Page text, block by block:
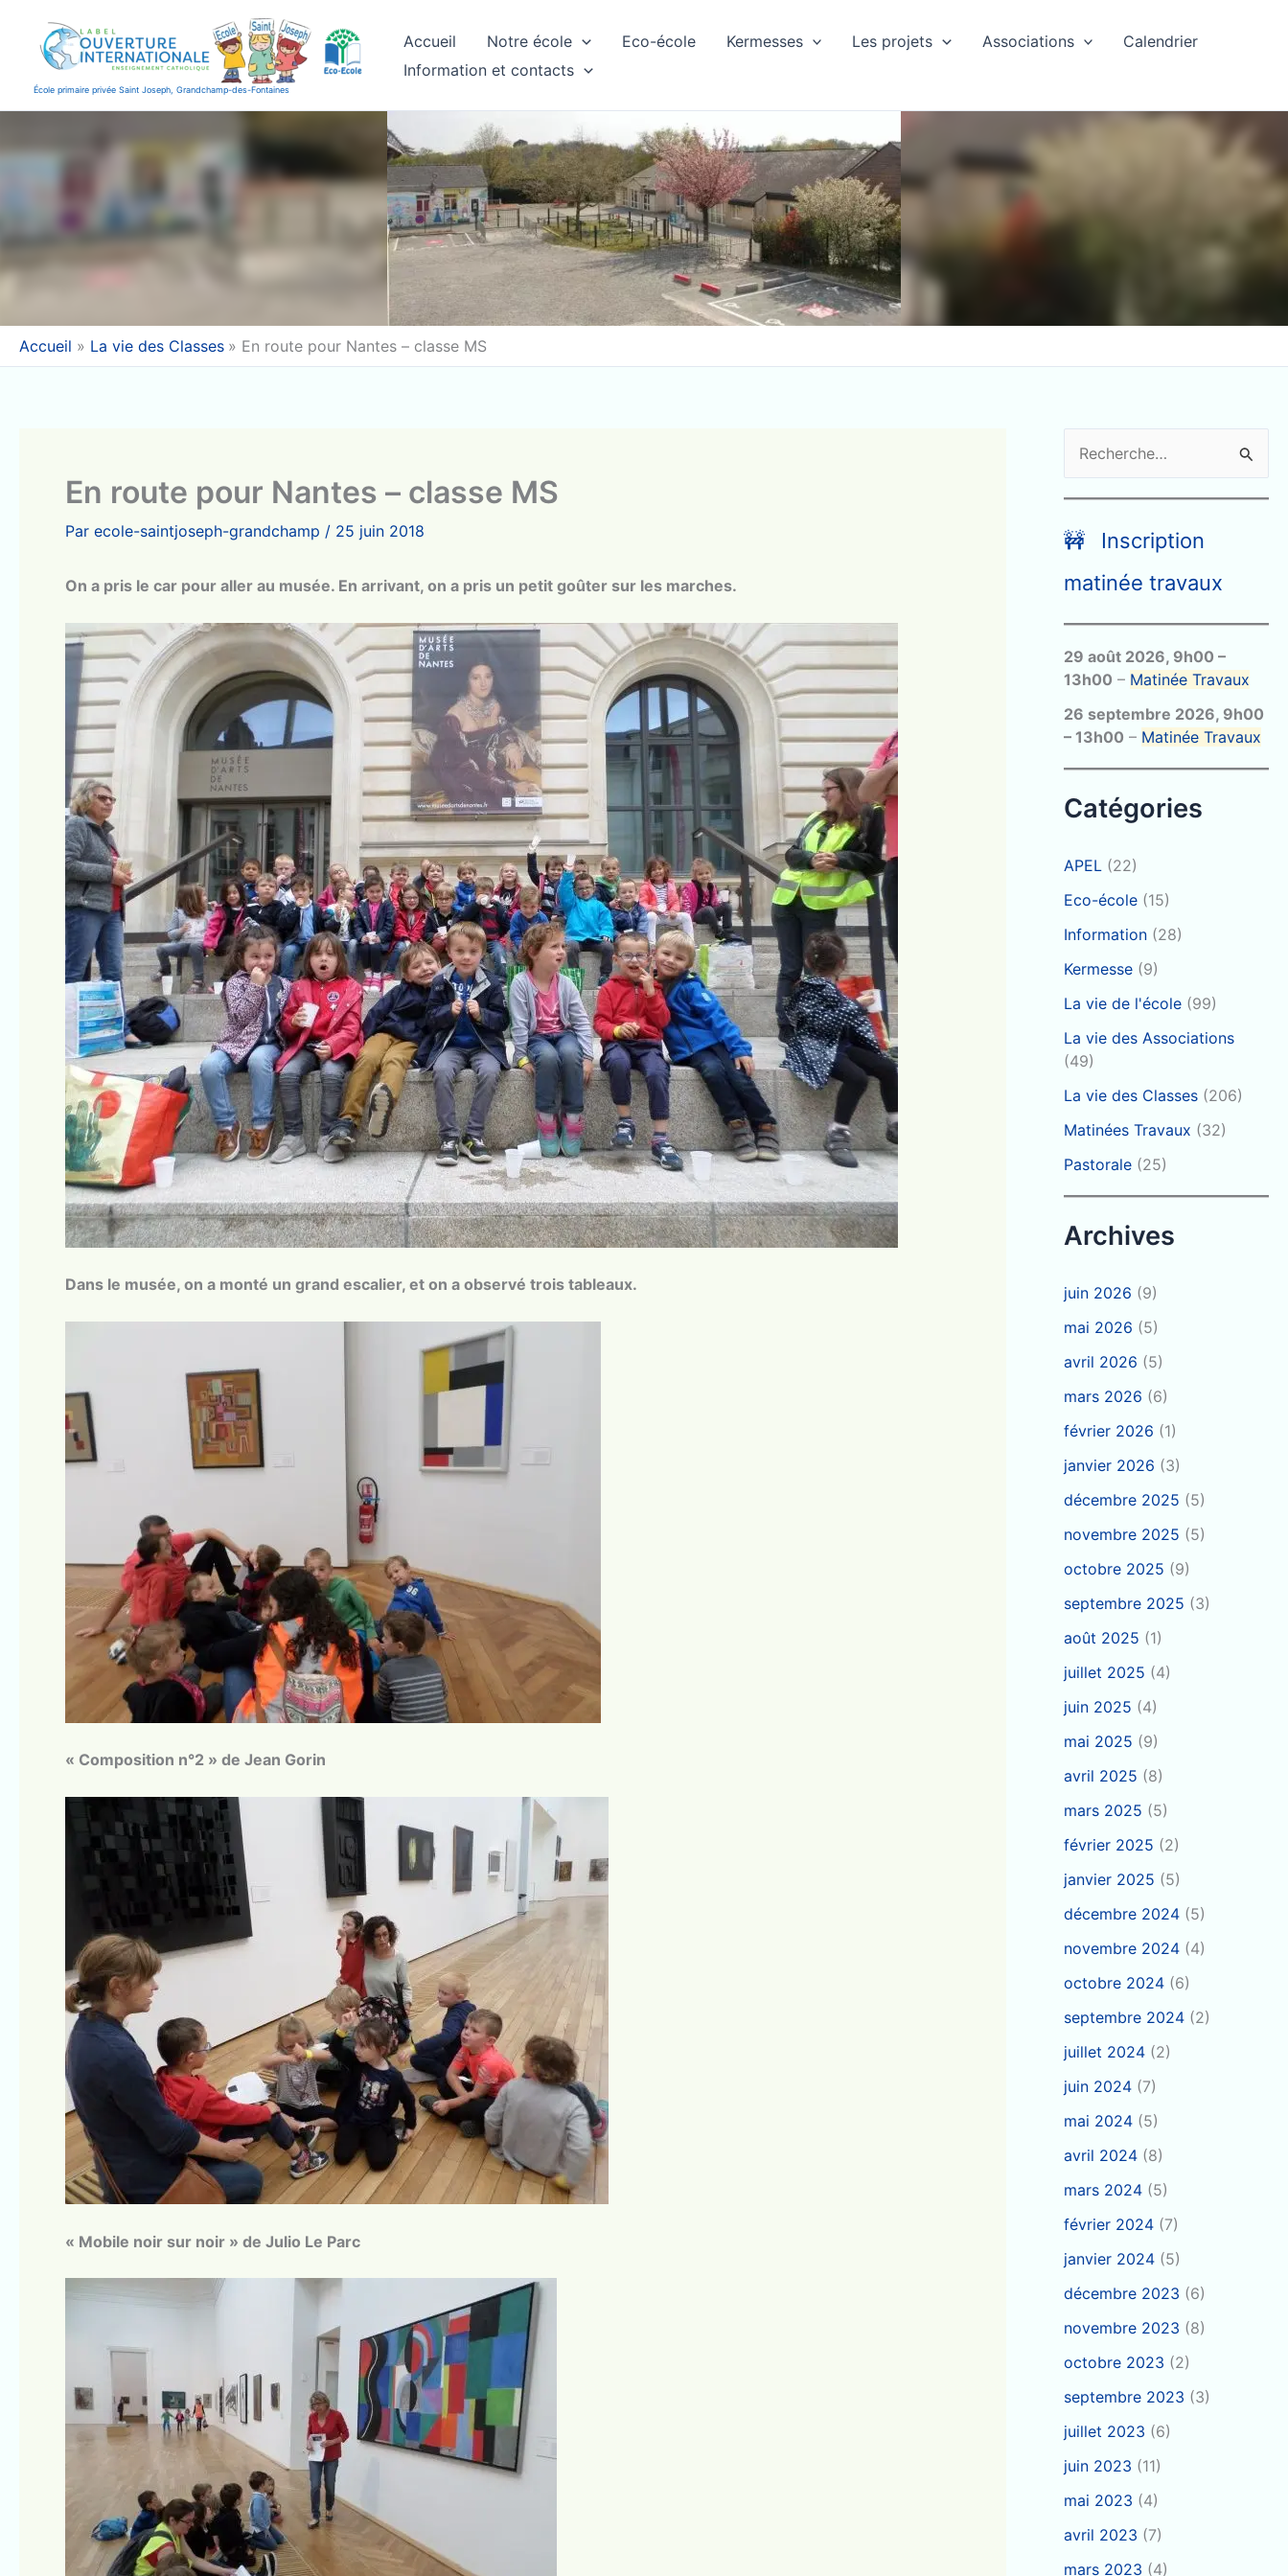
contenu
École primaire privée Saint Joseph, Grandchamp-des-Fontaines
Accueil Notre école Eco-école Kermesses Les projets Associations
Calendrier
Information et contacts
Accueil La vie des Classes En route pour Nantes – classe MS
En route pour Nantes – classe MS
Par ecole-saintjoseph-grandchamp / 25 juin 2018
On a pris le car pour aller au musée. En arrivant, on a pris un petit goûter sur les marches.
Dans le musée, on a monté un grand escalier, et on a observé trois tableaux.
« Composition n°2 » de Jean Gorin
« Mobile noir sur noir » de Julio Le Parc
e
c
h
r
c
h
e
r
🚧 Inscription
matinée travaux
29 août 2026, 9h00 –
13h00 – Matinée Travaux
26 septembre 2026, 9h00
– 13h00 – Matinée Travaux
Catégories
APEL (22)
Eco-école (15)
Information (28)
Kermesse (9)
La vie de l'école (99)
La vie des Associations
(49)
La vie des Classes (206)
Matinées Travaux (32)
Pastorale (25)
Archives
juin 2026 (9)
mai 2026 (5)
avril 2026 (5)
mars 2026 (6)
février 2026 (1)
janvier 2026 (3)
décembre 2025 (5)
novembre 2025 (5)
octobre 2025 (9)
septembre 2025 (3)
août 2025 (1)
juillet 2025 (4)
juin 2025 (4)
mai 2025 (9)
avril 2025 (8)
mars 2025 (5)
février 2025 (2)
janvier 2025 (5)
décembre 2024 (5)
novembre 2024 (4)
octobre 2024 (6)
septembre 2024 (2)
juillet 2024 (2)
juin 2024 (7)
mai 2024 (5)
avril 2024 (8)
mars 2024 (5)
février 2024 (7)
janvier 2024 (5)
décembre 2023 (6)
novembre 2023 (8)
octobre 2023 (2)
septembre 2023 (3)
juillet 2023 (6)
juin 2023 (11)
mai 2023 (4)
avril 2023 (7)
mars 2023 (4)